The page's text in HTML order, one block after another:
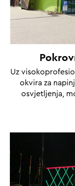
Uz
okvira za
osvjetljenja,